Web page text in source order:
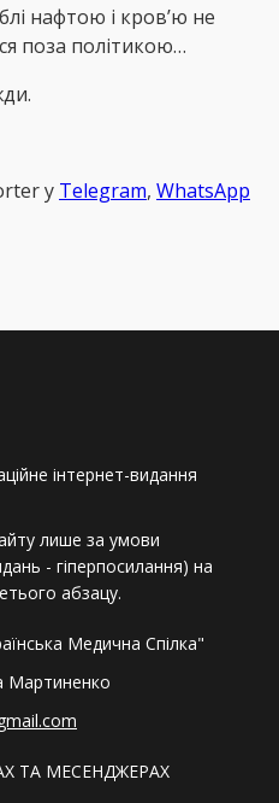
нафтою і кров’ю не
поза політикою…
у Telegram, WhatsApp
інтернет-видання
лише за умови
- гіперпосилання) на
абзацу.
Медична Спілка"
Мартиненко
ТА МЕСЕНДЖЕРАХ